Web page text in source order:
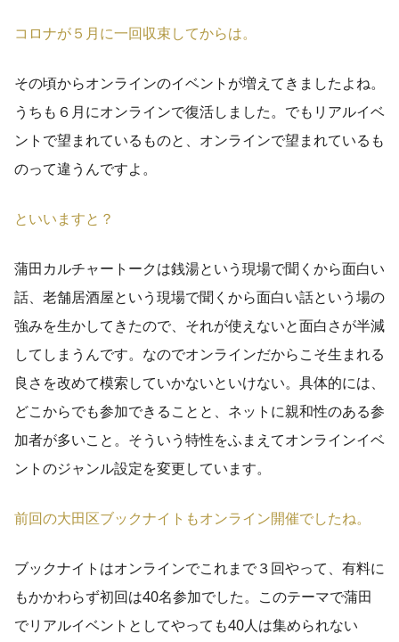
コロナが５月に一回収束してからは。
その頃からオンラインのイベントが増えてきましたよね。
うちも６月にオンラインで復活しました。でもリアルイベ
ントで望まれているものと、オンラインで望まれているも
のって違うんですよ。
といいますと？
蒲田カルチャートークは銭湯という現場で聞くから面白い
話、老舗居酒屋という現場で聞くから面白い話という場の
強みを生かしてきたので、それが使えないと面白さが半減
してしまうんです。なのでオンラインだからこそ生まれる
良さを改めて模索していかないといけない。具体的には、
どこからでも参加できることと、ネットに親和性のある参
加者が多いこと。そういう特性をふまえてオンラインイベ
ントのジャンル設定を変更しています。
前回の大田区ブックナイトもオンライン開催でしたね。
ブックナイトはオンラインでこれまで３回やって、有料に
もかかわらず初回は40名参加でした。このテーマで蒲田
でリアルイベントとしてやっても40人は集められない